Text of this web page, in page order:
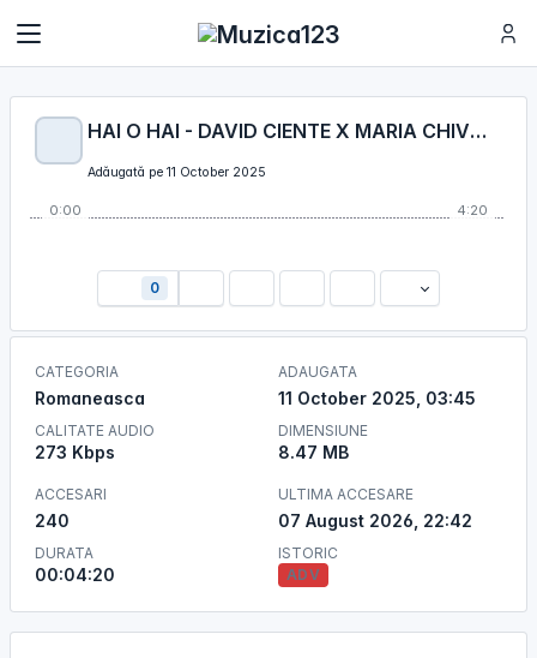
HAI O HAI - DAVID CIENTE X MARIA CHIVU & JIANCA
Adăugată pe 11 October 2025
0:00 4:20
0
CATEGORIA
Romaneasca
CALITATE AUDIO
273 Kbps
ADAUGATA
11 October 2025, 03:45
DIMENSIUNE
8.47 MB
ACCESARI
240
DURATA
00:04:20
ULTIMA ACCESARE
07 August 2026, 22:42
ISTORIC
ADV